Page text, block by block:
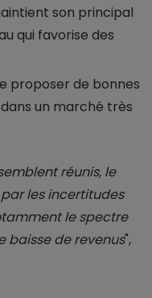
son principal
qui favorise des
proposer de bonnes
un marché très
réunis, le
les incertitudes
le spectre
baisse de revenus",